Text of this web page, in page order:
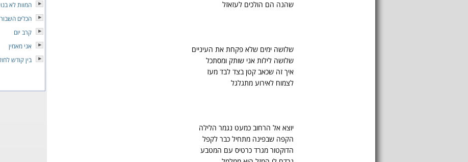
שהנה הם הולכים לעזאזל
שלושה ימים שלא פקחת את העיניים
שלושה לילות אני שותק ומסתכל
איך זה שכאב קטן בצד לבד מעז
לצמוח לאירוע מתגלגל
יוצא אל הרחוב כמעט נגמר הלילה
הקפה שבפינה מתחיל כבר לקפל
הדוקטור מגרד כרטיס עם המטבע
המוות לא
הכלים
קרב יום
אני מאמין
בין קודש